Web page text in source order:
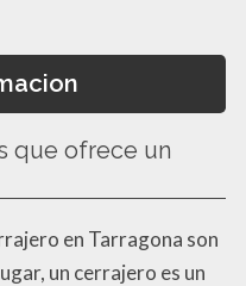
que ofrece un
en Tarragona son
un cerrajero es un